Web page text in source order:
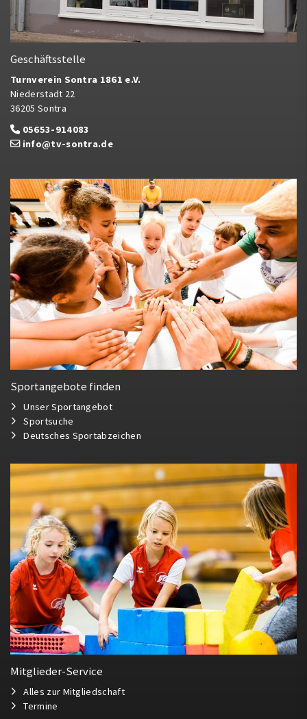
Geschäftsstelle
Turnverein Sontra 1861 e.V.
Niederstadt 22
36205 Sontra
05653-914083
info@tv-sontra.de
Sportangebote finden
Unser Sportangebot
Sportsuche
Deutsches Sportabzeichen
Mitglieder-Service
Alles zur Mitgliedschaft
Termine